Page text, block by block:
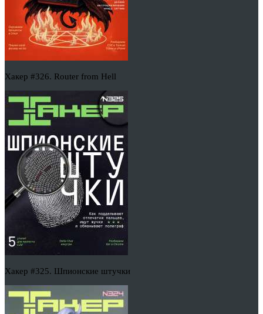
Хакер #326. Router from Hell
Хакер #325. Шпионские штучки